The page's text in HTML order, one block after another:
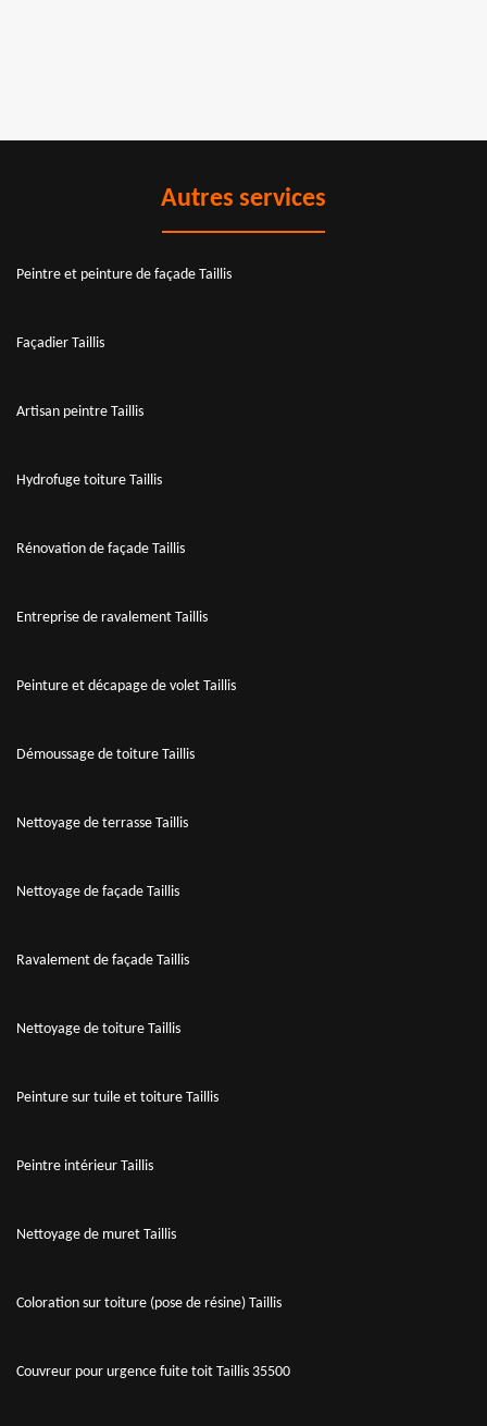
Autres services
Peintre et peinture de façade Taillis
Façadier Taillis
Artisan peintre Taillis
Hydrofuge toiture Taillis
Rénovation de façade Taillis
Entreprise de ravalement Taillis
Peinture et décapage de volet Taillis
Démoussage de toiture Taillis
Nettoyage de terrasse Taillis
Nettoyage de façade Taillis
Ravalement de façade Taillis
Nettoyage de toiture Taillis
Peinture sur tuile et toiture Taillis
Peintre intérieur Taillis
Nettoyage de muret Taillis
Coloration sur toiture (pose de résine) Taillis
Couvreur pour urgence fuite toit Taillis 35500